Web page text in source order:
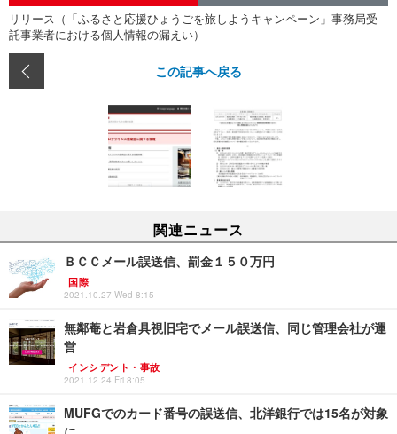
リリース（「ふるさと応援ひょうごを旅しようキャンペーン」事務局受
託事業者における個人情報の漏えい）
この記事へ戻る
関連ニュース
ＢＣＣメール誤送信、罰金１５０万円
国際
2021.10.27 Wed 8:15
無鄰菴と岩倉具視旧宅でメール誤送信、同じ管理会社が運
営
インシデント・事故
2021.12.24 Fri 8:05
MUFGでのカード番号の誤送信、北洋銀行では15名が対象